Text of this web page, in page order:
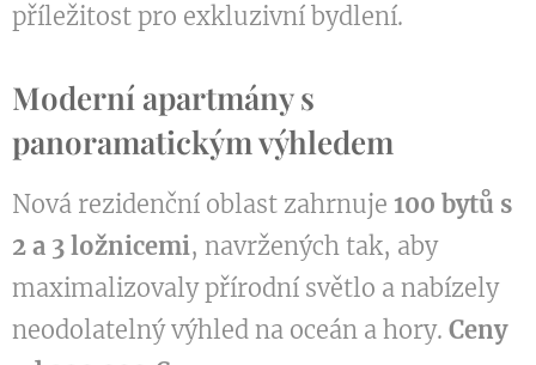
příležitost pro exkluzivní bydlení.
Moderní apartmány s
panoramatickým výhledem
Nová rezidenční oblast zahrnuje 100 bytů s
2 a 3 ložnicemi, navržených tak, aby
maximalizovaly přírodní světlo a nabízely
neodolatelný výhled na oceán a hory. Ceny